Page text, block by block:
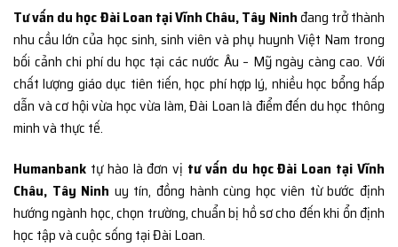
Tư vấn du học Đài Loan tại Vĩnh Châu, Tây Ninhđang trở thành
nhu cầu lớn của học sinh, sinh viên và phụ huynh Việt Nam trong
bối cảnh chi phí du học tại các nước Âu – Mỹ ngày càng cao. Với
chất lượng giáo dục tiên tiến, học phí hợp lý, nhiều học bổng hấp
dẫn và cơ hội vừa học vừa làm, Đài Loan là điểm đến du học thông
minh và thực tế.
Humanbank tự hào là đơn vị tư vấn du học Đài Loan tại Vĩnh
Châu, Tây Ninh uy tín, đồng hành cùng học viên từ bước định
hướng ngành học, chọn trường, chuẩn bị hồ sơ cho đến khi ổn định
học tập và cuộc sống tại Đài Loan.